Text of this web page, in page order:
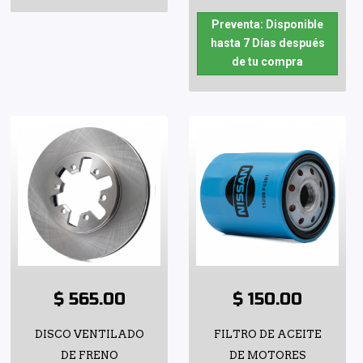
Preventa: Disponible
hasta 7 Días después
de tu compra
$ 565.00
DISCO VENTILADO
DE FRENO
$ 150.00
FILTRO DE ACEITE
DE MOTORES